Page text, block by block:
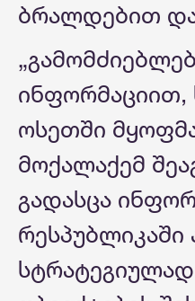
ბრალდებით
ინფორმაციით,
ოსეთში
მოქალაქემ
გადასცა
რესპუბლიკაში